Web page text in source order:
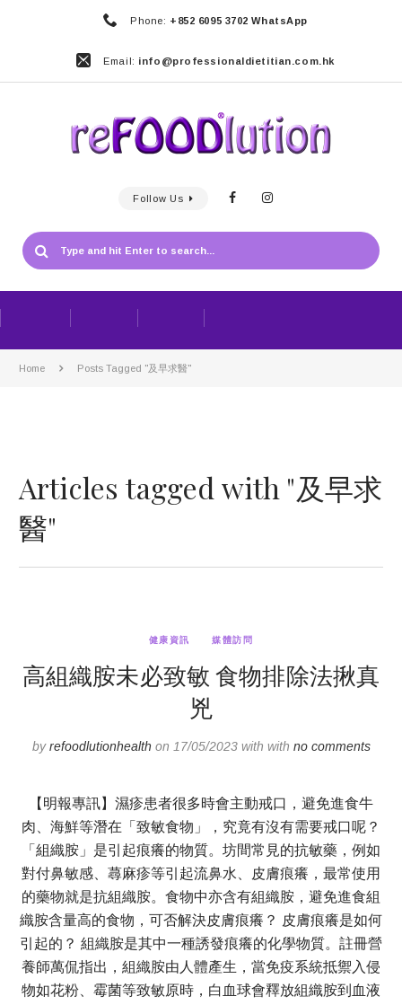
Phone: +852 6095 3702 WhatsApp
Email: info@professionaldietitian.com.hk
Follow Us
Home Posts Tagged "及早求醫"
Articles tagged with "及早求
醫"
健康資訊 媒體訪問
高組織胺未必致敏 食物排除法揪真
兇
byrefoodlutionhealth on 17/05/2023 with with no comments
【明報專訊】濕疹患者很多時會主動戒口，避免進食牛
肉、海鮮等潛在「致敏食物」，究竟有沒有需要戒口呢？
「組織胺」是引起痕癢的物質。坊間常見的抗敏藥，例如
對付鼻敏感、蕁麻疹等引起流鼻水、皮膚痕癢，最常使用
的藥物就是抗組織胺。食物中亦含有組織胺，避免進食組
織胺含量高的食物，可否解決皮膚痕癢？ 皮膚痕癢是如何
引起的？ 組織胺是其中一種誘發痕癢的化學物質。註冊營
養師萬侃指出，組織胺由人體產生，當免疫系統抵禦入侵
物如花粉、霉菌等致敏原時，白血球會釋放組織胺到血液